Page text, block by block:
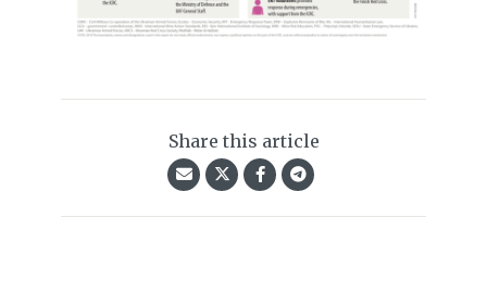
Share this article